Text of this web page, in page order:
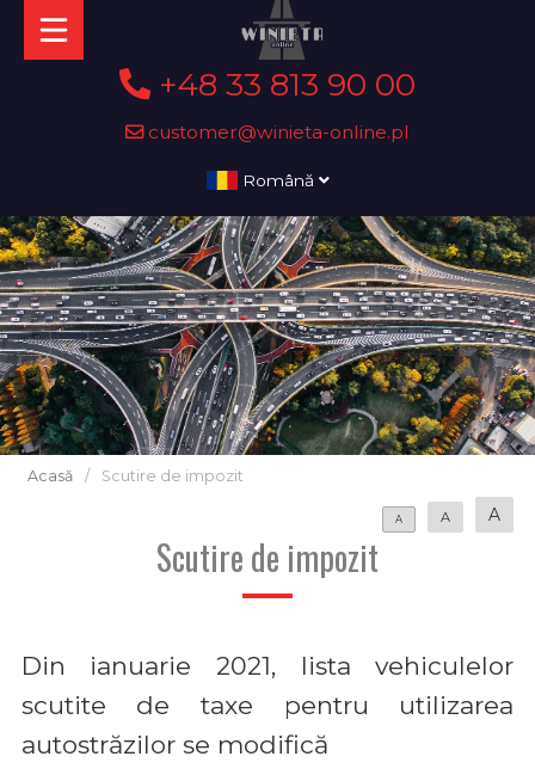
+48 33 813 90 00
customer@winieta-online.pl
Română
Acasă / Scutire de impozit
A A A
Scutire de impozit
Din ianuarie 2021, lista vehiculelor
scutite de taxe pentru utilizarea
autostrăzilor se modifică